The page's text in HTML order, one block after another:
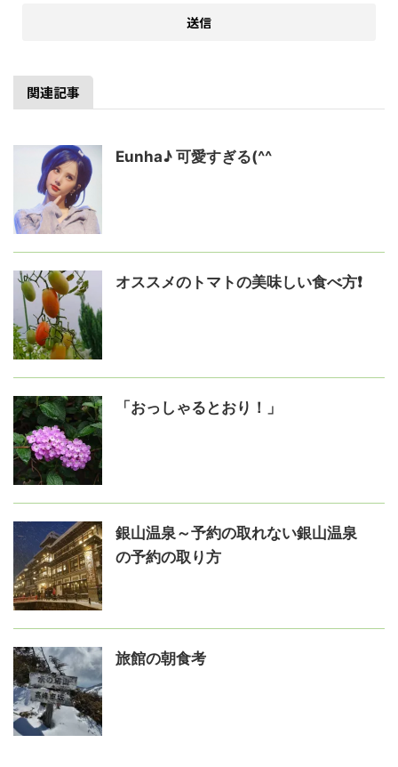
関連記事
Eunha♪ 可愛すぎる(^^
オススメのトマトの美味しい食べ方❗
「おっしゃるとおり！」
銀山温泉～予約の取れない銀山温泉
の予約の取り方
旅館の朝食考